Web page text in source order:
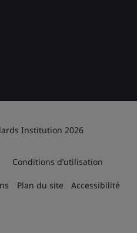
Institution 2026
Conditions d’utilisation
Plan du site Accessibilité